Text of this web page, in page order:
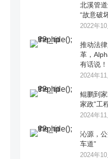
北溪管
“故意破
2022年10
推动法
革，
有话说！
2024年11
鲲鹏到
家政”工
2024年11
沁源，
车道”
2024年10